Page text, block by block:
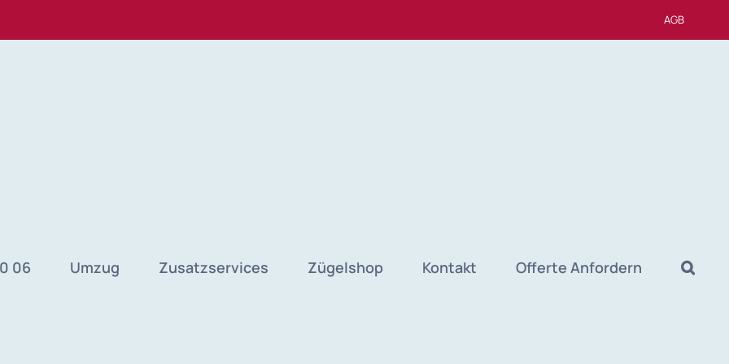
AGB
06 Umzug Zusatzservices Zügelshop Kontakt Offerte Anfordern